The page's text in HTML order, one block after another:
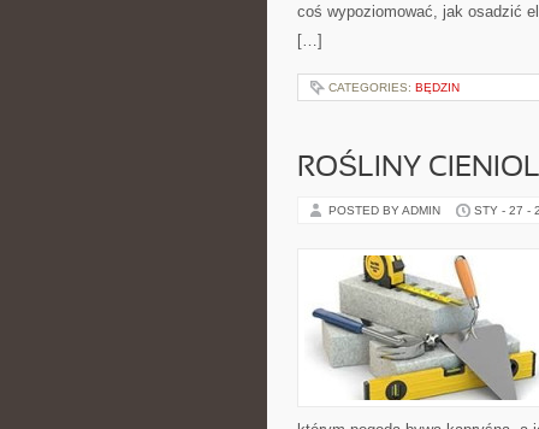
coś wypoziomować, jak osadzić
[…]
CATEGORIES: BĘDZIN
ROŚLINY
POSTED BY ADMIN STY - 27 -